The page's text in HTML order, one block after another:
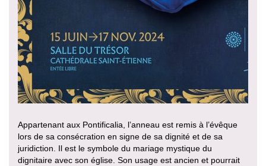
Appartenant aux Pontificalia, l’anneau est remis à l’évêque
lors de sa consécration en signe de sa dignité et de sa
juridiction. Il est le symbole du mariage mystique du
dignitaire avec son église. Son usage est ancien et pourrait